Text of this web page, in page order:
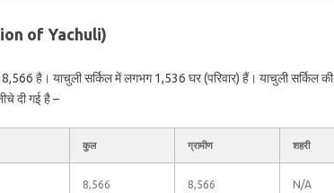
of Yachuli)
है। याचुली सर्किल में लगभग 1,536 घर (परिवार) हैं। याचुली सर्किल की
दी गई है –
कुल ग्रामीण शहरी
8,566 8,566 N/A